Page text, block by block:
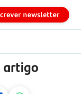
newsletter
artigo